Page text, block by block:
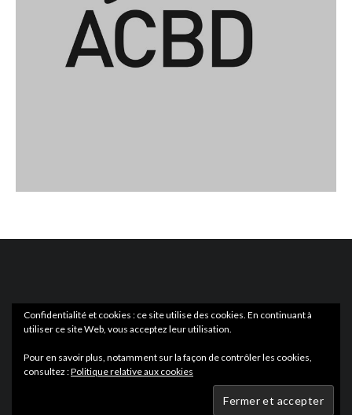
Confidentialité et cookies : ce site utilise des cookies. En continuant à
utiliser ce site Web, vous acceptez leur utilisation.
Pour en savoir plus, notamment sur la façon de contrôler les cookies,
consultez :Politique relative aux cookies